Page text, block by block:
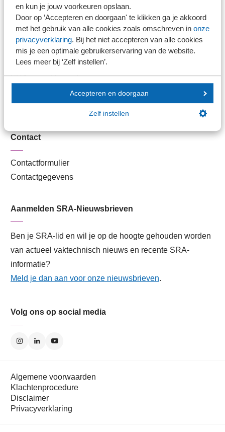
en kun je jouw voorkeuren opslaan.
Door op ’Accepteren en doorgaan' te klikken ga je akkoord
met het gebruik van alle cookies zoals omschreven in onze
privacyverklaring. Bij het niet accepteren van alle cookies
mis je een optimale gebruikerservaring van de website.
Lees meer bij ‘Zelf instellen’.
Accepteren en doorgaan
Zelf instellen
Nieuwsbank
Handige links
Veilig bestanden delen
SRA-gecertificeerd
Lid worden
Contact
Contactformulier
Contactgegevens
Aanmelden SRA-Nieuwsbrieven
Ben je SRA-lid en wil je op de hoogte gehouden worden
van actueel vaktechnisch nieuws en recente SRA-
informatie?
Meld je dan aan voor onze nieuwsbrieven.
Volg ons op social media
Algemene voorwaarden
Klachtenprocedure
Disclaimer
Privacyverklaring